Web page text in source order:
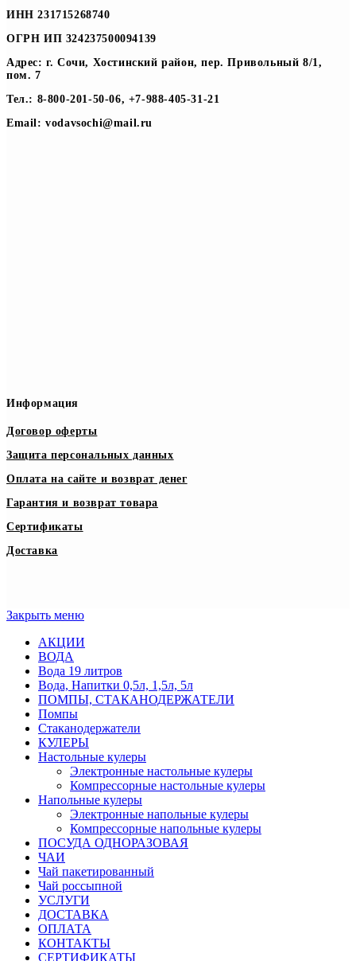
ИНН 231715268740
ОГРН ИП 324237500094139
Адрес: г. Сочи, Хостинский район, пер. Привольный 8/1,
пом. 7
Тел.: 8-800-201-50-06, +7-988-405-31-21
Email: vodavsochi@mail.ru
Информация
Договор оферты
Защита персональных данных
Оплата на сайте и возврат денег
Гарантия и возврат товара
Сертификаты
Доставка
Закрыть меню
АКЦИИ
ВОДА
Вода 19 литров
Вода, Напитки 0,5л, 1,5л, 5л
ПОМПЫ, СТАКАНОДЕРЖАТЕЛИ
Помпы
Стаканодержатели
КУЛЕРЫ
Настольные кулеры
Электронные настольные кулеры
Компрессорные настольные кулеры
Напольные кулеры
Электронные напольные кулеры
Компрессорные напольные кулеры
ПОСУДА ОДНОРАЗОВАЯ
ЧАИ
Чай пакетированный
Чай россыпной
УСЛУГИ
ДОСТАВКА
ОПЛАТА
КОНТАКТЫ
СЕРТИФИКАТЫ